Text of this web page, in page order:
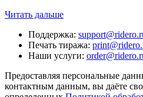
Читать дальше
Поддержка:
Печать тиража:
Наши услуги:
Предоставляя персональные
контактным данным, вы даёте